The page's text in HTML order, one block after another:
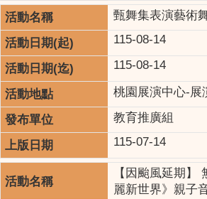
甄舞集表演藝術
115-08-14
115-08-14
桃園展演中心-展
教育推廣組
115-07-14
【因颱風延期】
麗新世界》親子